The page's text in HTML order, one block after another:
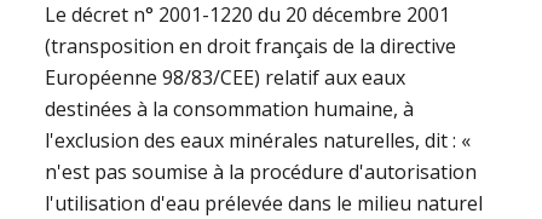
Le décret n° 2001-1220 du 20 décembre 2001
(transposition en droit français de la directive
Européenne 98/83/CEE) relatif aux eaux
destinées à la consommation humaine, à
l'exclusion des eaux minérales naturelles, dit : «
n'est pas soumise à la procédure d'autorisation
l'utilisation d'eau prélevée dans le milieu naturel